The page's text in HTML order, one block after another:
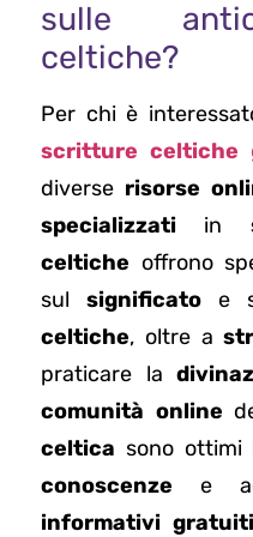
sulle
celtiche?
Per chi è
scritture celtiche
diverse risorse
specializzati in
celtiche offrono
sul significato e
celtiche, oltre a
praticare la
comunità online
celtica sono ottimi
conoscenze e
informativi gratuiti